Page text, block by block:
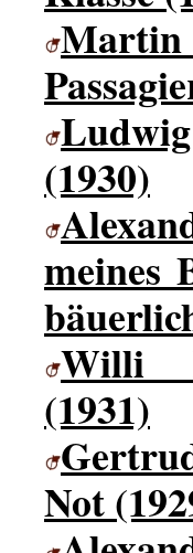
(1930)
meines
Willi
(1931)
Not